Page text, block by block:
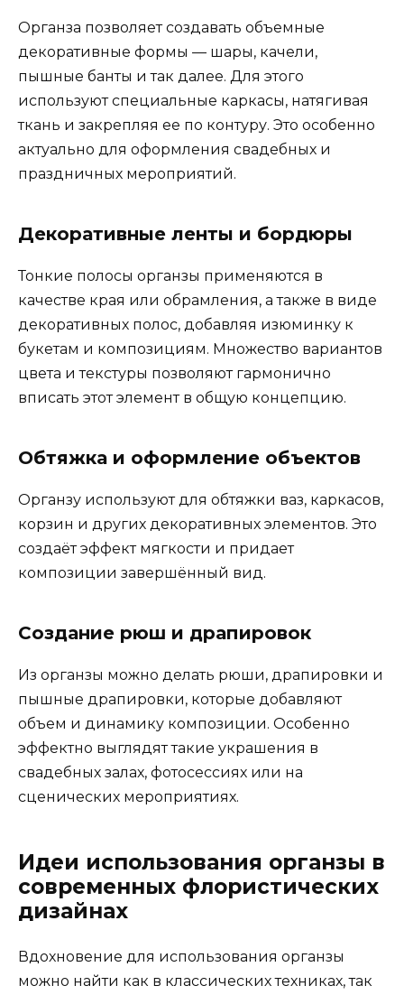
Органза позволяет создавать объемные
декоративные формы — шары, качели,
пышные банты и так далее. Для этого
используют специальные каркасы, натягивая
ткань и закрепляя ее по контуру. Это особенно
актуально для оформления свадебных и
праздничных мероприятий.
Декоративные ленты и бордюры
Тонкие полосы органзы применяются в
качестве края или обрамления, а также в виде
декоративных полос, добавляя изюминку к
букетам и композициям. Множество вариантов
цвета и текстуры позволяют гармонично
вписать этот элемент в общую концепцию.
Обтяжка и оформление объектов
Органзу используют для обтяжки ваз, каркасов,
корзин и других декоративных элементов. Это
создаёт эффект мягкости и придает
композиции завершённый вид.
Создание рюш и драпировок
Из органзы можно делать рюши, драпировки и
пышные драпировки, которые добавляют
объем и динамику композиции. Особенно
эффектно выглядят такие украшения в
свадебных залах, фотосессиях или на
сценических мероприятиях.
Идеи использования органзы в
современных флористических
дизайнах
Вдохновение для использования органзы
можно найти как в классических техниках, так